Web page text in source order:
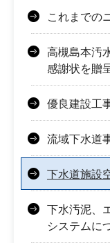
これまでの
高槻島本汚
感謝状を贈
優良建設工
流域下水道
下水道施設
下水汚泥、
システムに